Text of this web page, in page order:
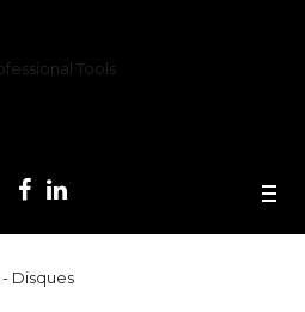
- Disques